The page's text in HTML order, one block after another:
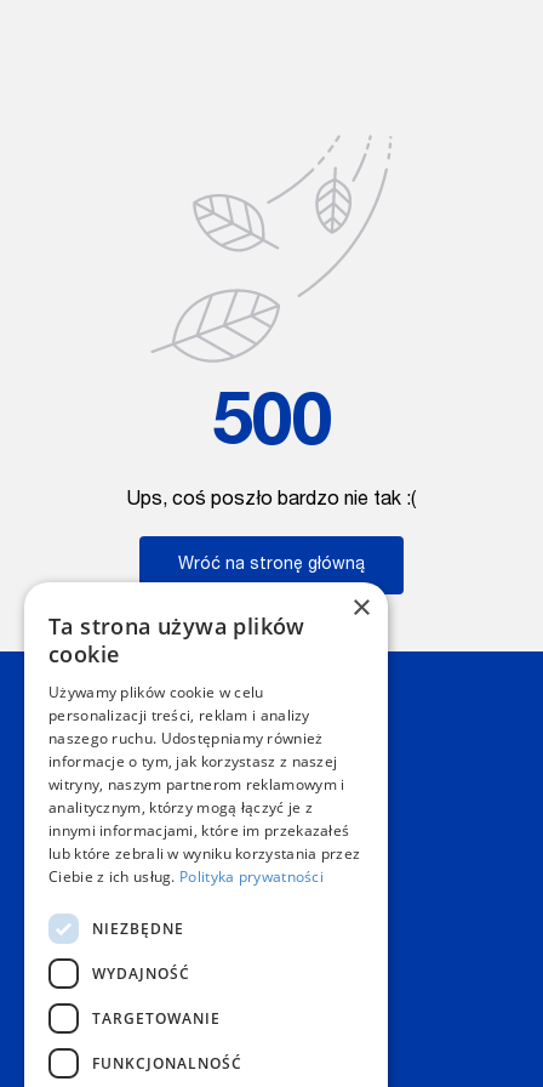
500
Ups, coś poszło bardzo nie tak :(
Wróć na stronę główną
Kontakt
Dział Obsługi Klienta Warszawa
Czynne: NON-STOP
Telefon:+48 22 628 62 52
E-mail: kontakt@copygeneral.pl
Punkty
Aleje Jerozolimskie 93
02-001 Warszawa
Czynne:
Pon. - Sob.: 08:00 - 20:00
Niedz.: nieczynne
Popularne produkty
×
Ta strona używa plików
cookie
Używamy plików cookie w celu
personalizacji treści, reklam i analizy
naszego ruchu. Udostępniamy również
informacje o tym, jak korzystasz z naszej
witryny, naszym partnerom reklamowym i
analitycznym, którzy mogą łączyć je z
innymi informacjami, które im przekazałeś
lub które zebrali w wyniku korzystania przez
Ciebie z ich usług. Polityka prywatności
NIEZBĘDNE
WYDAJNOŚĆ
TARGETOWANIE
FUNKCJONALNOŚĆ